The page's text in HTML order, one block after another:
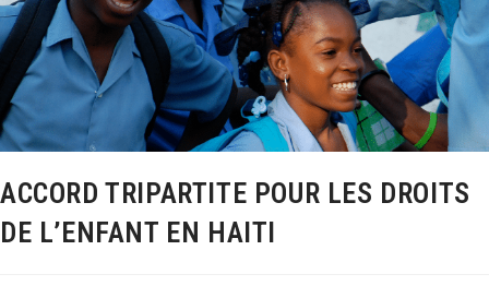
ACCORD TRIPARTITE POUR LES DROITS
DE L’ENFANT EN HAITI